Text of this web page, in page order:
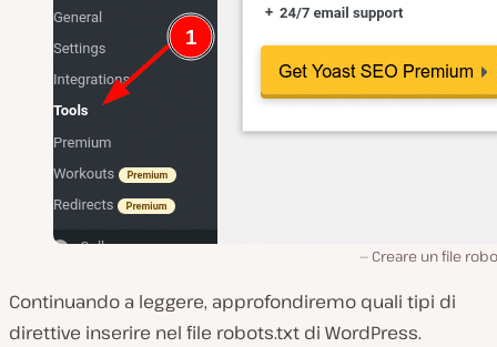
Creare un file
Continuando a leggere, approfondiremo quali tipi di
direttive inserire nel file robots.txt di WordPress.